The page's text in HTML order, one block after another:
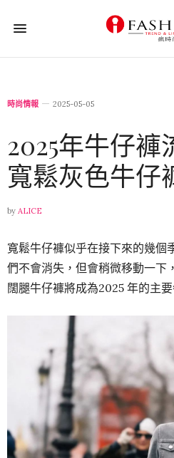
時尚情報 2025-05-05
2025年牛仔褲
寬鬆灰色牛仔
by ALICE
寬鬆牛仔褲似乎在接下來的幾
們不會消失，但會稍微移動一下
闊腿牛仔褲將成為2025 年的主